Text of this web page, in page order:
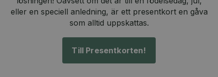
eller en speciell anledning, är ett presentkort en gåva
som alltid uppskattas.
Till Presentkorten!